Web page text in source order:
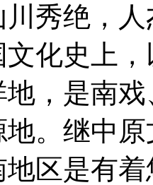
秀绝，
化史上
，是南
。继中
区是有